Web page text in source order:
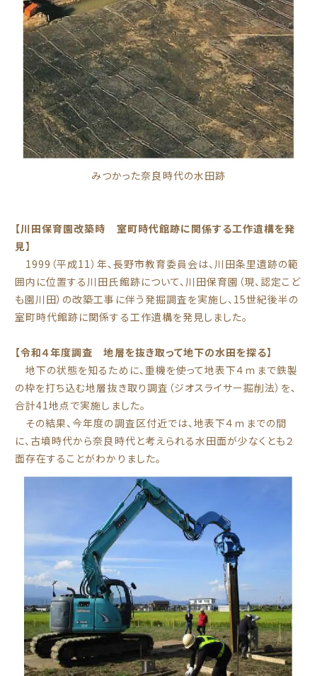
みつかった奈良時代の水田跡
【川田保育園改築時 室町時代館跡に関係する工作遺構を発
見】
1999（平成11）年、長野市教育委員会は、川田条里遺跡の範
囲内に位置する川田氏館跡について、川田保育園（現、認定こど
も園川田）の改築工事に伴う発掘調査を実施し、15世紀後半の
室町時代館跡に関係する工作遺構を発見しました。
【令和４年度調査 地層を抜き取って地下の水田を探る】
地下の状態を知るために、重機を使って地表下４ｍまで鉄製
の枠を打ち込む地層抜き取り調査（ジオスライサー掘削法）を、
合計41地点で実施しました。
その結果、今年度の調査区付近では、地表下４ｍまでの間
に、古墳時代から奈良時代と考えられる水田面が少なくとも２
面存在することがわかりました。